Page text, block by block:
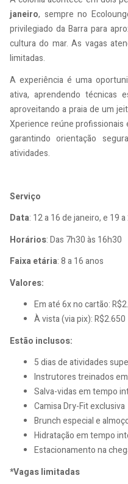
janeiro, sempre no
privilegiado da Barra para
cultura do mar. As vagas
limitadas.
A experiência é uma
ativa, aprendendo técnicas
aproveitando a praia de um
Xperience reúne
garantindo orientação
atividades.
Serviço
Data: 12 a 16 de janeiro, e 19
Horários: Das 7h30 às 16h30
Faixa etária: 8 a 16 anos
Valores:
Em até 6x no cartão:
À vista (via pix): R$2.650
Estão inclusos:
5 dias de atividades
Instrutores treinados
Salva-vidas em tempo
Camisa Dry-Fit exclusiva
Brunch especial e
Hidratação em tempo
Estacionamento na
*Vagas limitadas